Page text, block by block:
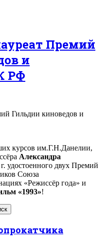
Премий
и
РФ
курсов им.Г.Н.Данелии,
Александра
удостоенного двух Премий
Союза
«Режиссёр года» и
«1993»!